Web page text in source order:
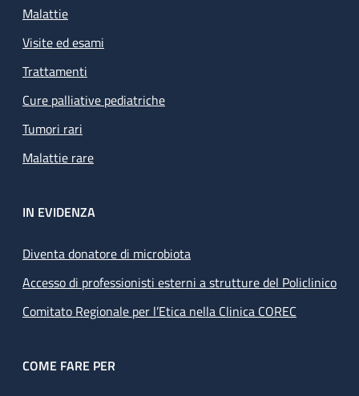
Malattie
Visite ed esami
Trattamenti
Cure palliative pediatriche
Tumori rari
Malattie rare
IN EVIDENZA
Diventa donatore di microbiota
Accesso di professionisti esterni a strutture del Policlinico
Comitato Regionale per l’Etica nella Clinica COREC
COME FARE PER